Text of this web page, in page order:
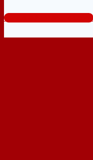
www.cuathephanquoc.com